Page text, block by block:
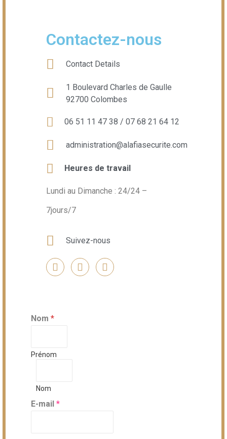
Contactez-nous
Contact Details
1 Boulevard Charles de Gaulle
92700 Colombes
06 51 11 47 38 / 07 68 21 64 12
administration@alafiasecurite.com
Heures de travail
Lundi au Dimanche : 24/24 –
7jours/7
Suivez-nous
Nom *
Prénom
Nom
E-mail *